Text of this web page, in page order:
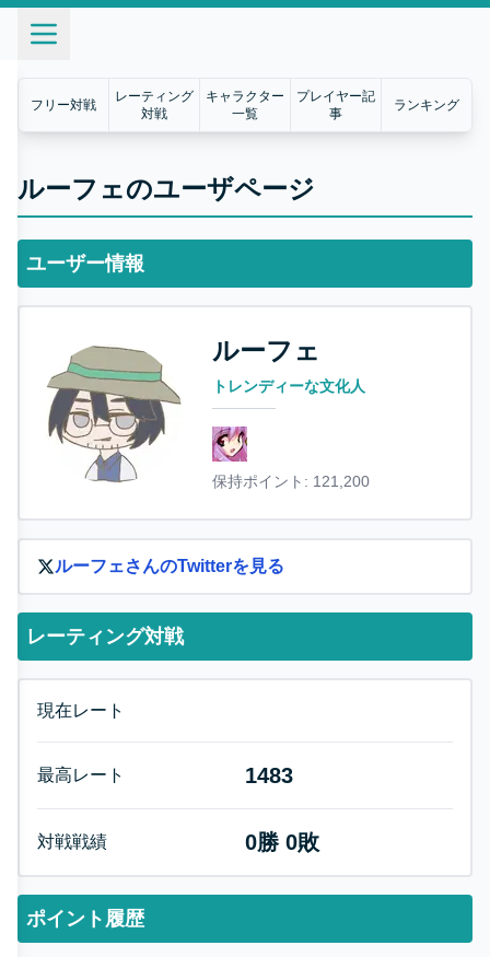
フリー対戦
レーティング
対戦
キャラクター
一覧
プレイヤー記
事
ランキング
ルーフェのユーザページ
ユーザー情報
ルーフェ
トレンディーな文化人
保持ポイント: 121,200
ルーフェさんのTwitterを見る
レーティング対戦
現在レート
最高レート 1483
対戦戦績 0勝 0敗
ポイント履歴